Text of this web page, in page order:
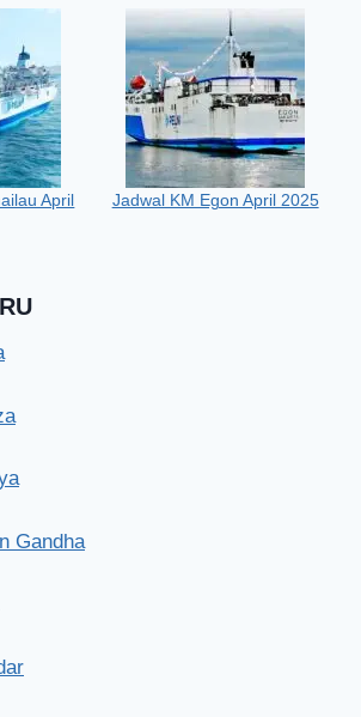
April
Jadwal KM Egon April 2025
Gandha